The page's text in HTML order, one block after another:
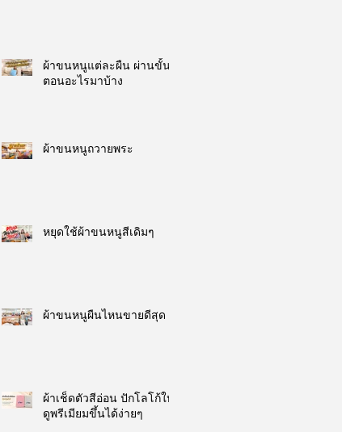
ผ้าขนหนูแต่ละผืน ผ่านขั้น
ตอนอะไรมาบ้าง
ผ้าขนหนูถวายพระ
หยุดใช้ผ้าขนหนูสีเดิมๆ
ผ้าขนหนูผืนไหนขายดีสุด
ผ้าเช็ดตัวสีอ่อน ปักโลโก้ให้
ดูพรีเมียมขึ้นได้ง่ายๆ